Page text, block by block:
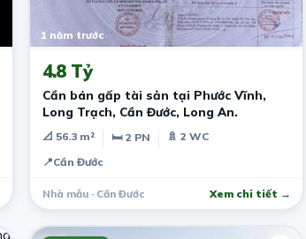
1 năm trước
4.8 Tỷ
Cần bán gấp tài sản tại Phước Vĩnh,
Long Trạch, Cần Đước, Long An.
📐 56.3 m² 🛏 2 PN
🚿 2 WC
📍Cần Đước
Nhà mẫu · Cần Đước Xem chi tiết →